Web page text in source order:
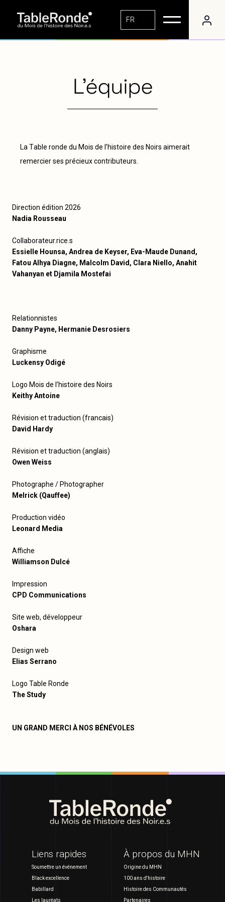
FR
L'équipe
La Table ronde du Mois de l’histoire des Noirs aimerait
remercierses précieuxcontributeurs
Direction édition 2026
Nadia Rousseau
Collaborateur.rice.s
Essielle Hounsa, Andrea de Keyser, Eva-Maude Dunand,
Fatou Alhya Diagne, Malcolm David, Clara Niello, Anahit
Vahanyan et Djamila Mostefai
Relationnistes
Danny Payne, Hermanie Desrosiers
Graphisme
Luckensy Odigé
Logo Mois de l’histoire des Noirs
Keithy Antoine
Révision et traduction (francais)
David Hardy
Révision et traduction (anglais)
Owen Weiss
Photographe / Photographer
Melrick (Qauffee)
Production vidéo
Leonard Media
Affiche
Williamson Dulcé
Impression
CPD Communications
Site web, développeur
Oshara
Design web
Elias Serrano
Logo Table Ronde
The Study
UN GRAND MERCI À NOS BÉNÉVOLES
Liens rapides
Soumettre un événement
Black excellence
Babillard
Les lauréats
À propos du MHN
Origine du MHN
100 ans d'histoire
Histoire des Communautés
Partenaires